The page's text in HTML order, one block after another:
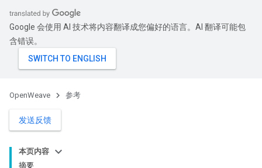
Google 会使用 AI 技术将内容翻译成您偏好的语言。AI 翻译可能包
含错误。
OpenWeave 参考
发送反馈
本页内容
摘要